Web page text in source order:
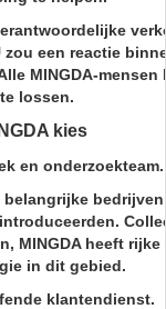
een reactie
MINGDA-mensen
lossen.
kies
en onderzoekteam.
bedrijven
MINGDA heeft rijke
in dit gebied.
klantendienst.